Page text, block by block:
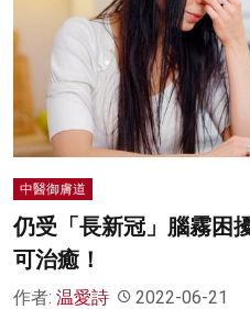
中醫御膚道
仍受「長新冠」腦霧困
可治癒！
作者: 温愛詩 2022-06-21